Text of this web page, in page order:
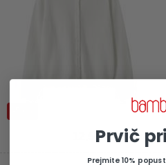
24,99 €
12,50 €Prvič
Prejmite 10%